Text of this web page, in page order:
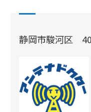
静岡市駿河区